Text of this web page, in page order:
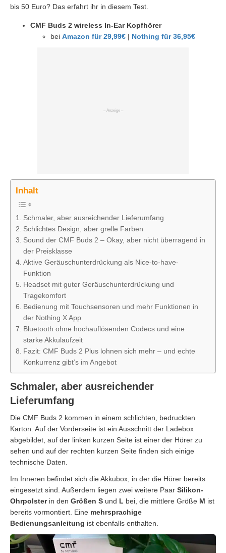
bis 50 Euro? Das erfahrt ihr in diesem Test.
CMF Buds 2 wireless In-Ear Kopfhörer
bei Amazon für 29,99€ | Nothing für 36,95€
Inhalt
Schmaler, aber ausreichender Lieferumfang
Schlichtes Design, aber grelle Farben
Sound der CMF Buds 2 – Okay, aber nicht überragend in
der Preisklasse
Aktive Geräuschunterdrückung als Nice-to-have-
Funktion
Headset mit guter Geräuschunterdrückung und
Tragekomfort
Bedienung mit Touchsensoren und mehr Funktionen in
der Nothing X App
Bluetooth ohne hochauflösenden Codecs und eine
starke Akkulaufzeit
Fazit: CMF Buds 2 Plus lohnen sich mehr – und echte
Konkurrenz gibt’s im Angebot
Schmaler, aber ausreichender
Lieferumfang
Die CMF Buds 2 kommen in einem schlichten, bedruckten
Karton. Auf der Vorderseite ist ein Ausschnitt der Ladebox
abgebildet, auf der linken kurzen Seite ist einer der Hörer zu
sehen und auf der rechten kurzen Seite finden sich einige
technische Daten.
Im Inneren befindet sich die Akkubox, in der die Hörer bereits
eingesetzt sind. Außerdem liegen zwei weitere Paar Silikon-
Ohrpolsterin den Größen S und L bei, die mittlere Größe M ist
bereits vormontiert. Eine mehrsprachige
Bedienungsanleitung ist ebenfalls enthalten.